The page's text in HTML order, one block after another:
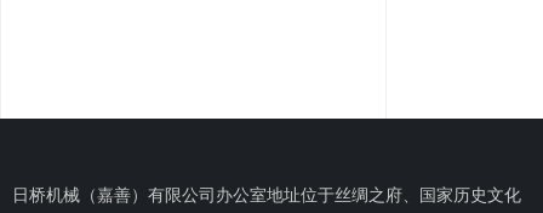
日桥机械（嘉善）有限公司办公室地址位于丝绸之府、国家历史文化